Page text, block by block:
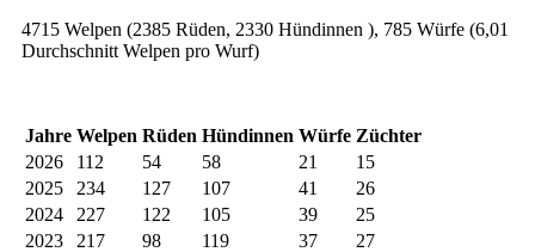
4715 Welpen (2385 Rüden, 2330 Hündinnen ), 785 Würfe (6,01
Durchschnitt Welpen pro Wurf)
Jahre Welpen Rüden Hündinnen Würfe Züchter
2026
112 54 58 21
15
2025
234 127 107 41
26
2024
227 122 105 39
25
2023
217 98 119 37
27